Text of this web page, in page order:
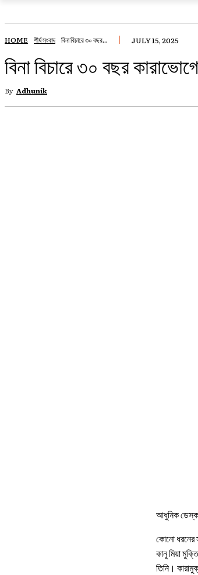
HOME শীর্ষ সংবাদ বিনা বিচারে ৩০ বছর... JULY 15, 2025
বিনা বিচারে ৩০ বছর
By Adhunik
আধুনিক
কোনো ধরনের
কানু মিয়া
তিনি।